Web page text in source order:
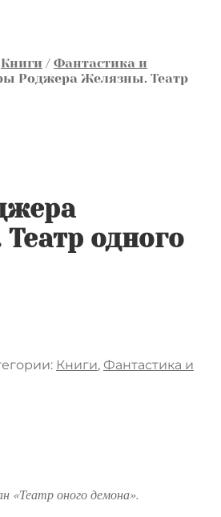
Книги / Фантастика и
Роджера Желязны. Театр
одного
Книги, Фантастика и
«Театр оного демона».